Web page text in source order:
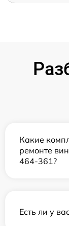
Какие
ремонте
464-361?
Есть ли у